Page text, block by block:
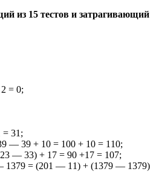
из 15 тестов и затрагивающий
= 0;
31;
— 39 + 10 = 100 + 10 = 110;
— 33) + 17 = 90 +17 = 107;
1379 = (201 — 11) + (1379 — 1379)